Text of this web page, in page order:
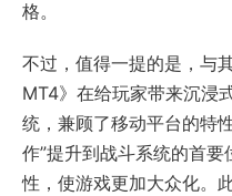
格。
不过，值得一提的是，与
MT4》在给玩家带来沉浸
统，兼顾了移动平台的特
作”提升到战斗系统的首
性，使游戏更加大众化。